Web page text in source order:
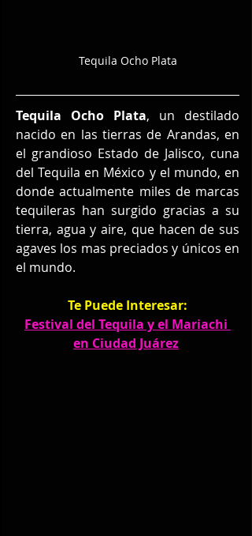
Tequila Ocho Plata
Tequila Ocho Plata, un destilado
nacido en las tierras de Arandas, en
el grandioso Estado de Jalisco, cuna
del Tequila en México y el mundo, en
donde actualmente miles de marcas
tequileras han surgido gracias a su
tierra, agua y aire, que hacen de sus
agaves los mas preciados y únicos en
el mundo.
Te Puede Interesar:
Festival del Tequila y el Mariachi
en Ciudad Juárez